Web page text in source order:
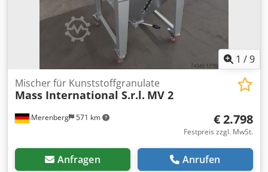
1 /9
Merenberg 571 km
Mischer für Kunststoffgranulate
Mass International S.r.l. MV 2
€ 2.798
Festpreis zzgl. MwSt.
Anfragen Anrufen